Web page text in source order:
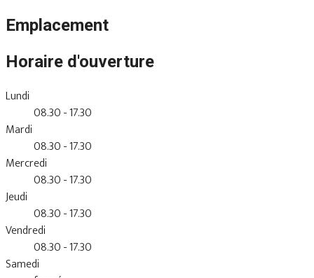
Emplacement
Horaire d'ouverture
Lundi
08.30 - 17.30
Mardi
08.30 - 17.30
Mercredi
08.30 - 17.30
Jeudi
08.30 - 17.30
Vendredi
08.30 - 17.30
Samedi